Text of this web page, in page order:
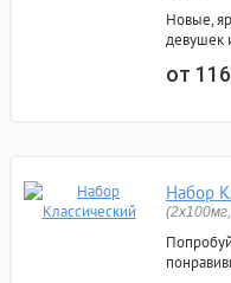
Новые,
девушек
от
Набор